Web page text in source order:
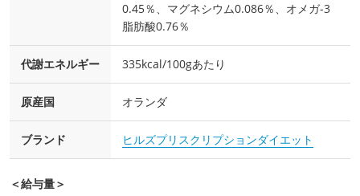
0.45％、マグネシウム0.086％、オメガ-3
脂肪酸0.76％
代謝エネルギー 335kcal/100gあたり
原産国 オランダ
ブランド ヒルズプリスクリプションダイエット
＜給与量＞